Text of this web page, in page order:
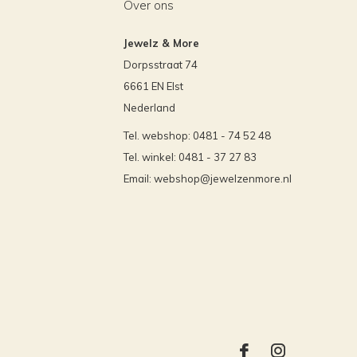
Over ons
Jewelz & More
Dorpsstraat 74
6661 EN Elst
Nederland
Tel. webshop: 0481 - 74 52 48
Tel. winkel: 0481 - 37 27 83
Email: webshop@jewelzenmore.nl